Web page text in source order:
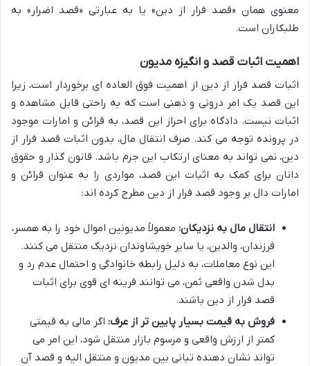
معنوی همان «قصد فرار از دین» یا به عبارتی «قصد اضرار» به
طلبکاران است.
اهمیت اثبات قصد و انگیزه مدیون
اثبات قصد فرار از دین از اهمیت فوق العاده ای برخوردار است، زیرا
این قصد یک امر درونی و ذهنی است که به راحتی قابل مشاهده و
اثبات نیست. دادگاه برای احراز این قصد، به قرائن و امارات موجود
در پرونده توجه می کند. صرف انتقال مال، بدون اثبات قصد فرار از
دین، نمی تواند به معنای ارتکاب این جرم باشد. قانون گذار و حقوق
دانان برای کمک به اثبات این قصد، مواردی را به عنوان قرائن و
امارات دال بر وجود قصد فرار از دین مطرح کرده اند:
انتقال مال به نزدیکان: معمولاً مدیونین اموال خود را به همسر،
فرزندان، والدین، یا سایر خویشاوندان نزدیک منتقل می کنند.
این نوع معاملات، به دلیل رابطه خانوادگی و احتمال عدم رد و
بدل شدن واقعی ثمن، می توانند قرینه ای قوی برای اثبات
قصد فرار از دین باشند.
فروش به قیمت بسیار پایین تر از عرف: اگر مالی به قیمتی
کمتر از ارزش واقعی و مرسوم بازار منتقل شود، این امر می
تواند نشان دهنده تبانی بین مدیون و منتقل الیه و قصد آن